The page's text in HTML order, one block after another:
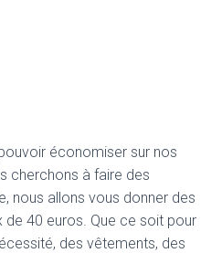
économiser sur nos
cherchons à faire des
nous allons vous donner des
de 40 euros. Que ce soit pour
des vêtements, des